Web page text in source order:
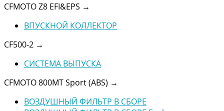
CFMOTO Z8 EFI&EPS →
ВПУСКНОЙ КОЛЛЕКТОР
CF500-2 →
СИСТЕМА ВЫПУСКА
CFMOTO 800MT Sport (ABS) →
ВОЗДУШНЫЙ ФИЛЬТР В СБОРЕ